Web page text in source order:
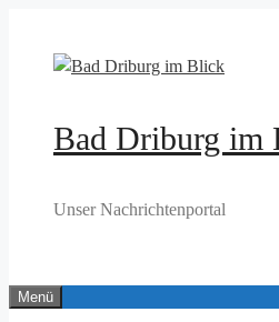
springen
Bad Driburg im
Unser Nachrichtenportal
Menü